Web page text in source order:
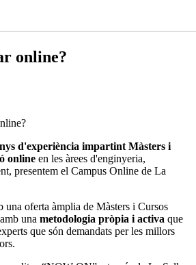
online?
d'experiència impartint Màsters i
online en les àrees d'enginyeria,
presentem el Campus Online de La
una oferta àmplia de Màsters i Cursos
una metodologia pròpia i activa que
que són demandats per les millors